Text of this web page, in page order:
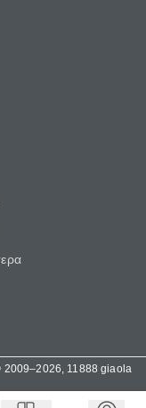
2009–2026, 11888 giaola